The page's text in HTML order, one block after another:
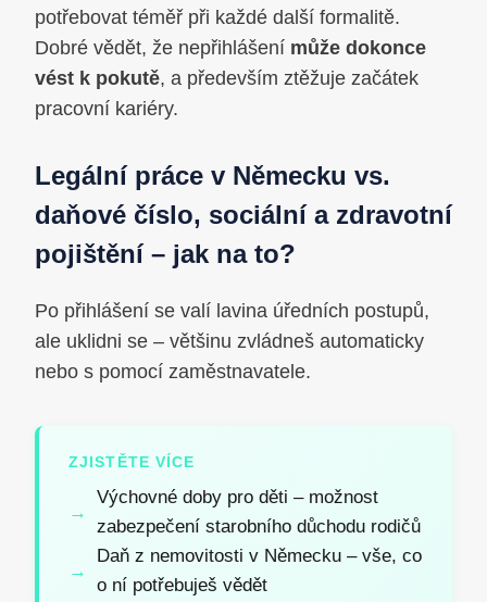
potřebovat téměř při každé další formalitě.
Dobré vědět, že nepřihlášení může dokonce
vést k pokutě, a především ztěžuje začátek
pracovní kariéry.
Legální práce v Německu vs.
daňové číslo, sociální a zdravotní
pojištění – jak na to?
Po přihlášení se valí lavina úředních postupů,
ale uklidni se – většinu zvládneš automaticky
nebo s pomocí zaměstnavatele.
ZJISTĚTE VÍCE
Výchovné doby pro děti – možnost
zabezpečení starobního důchodu rodičů
Daň z nemovitosti v Německu – vše, co
o ní potřebuješ vědět